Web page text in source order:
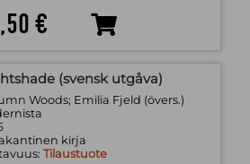
€
(svensk utgåva)
Woods; Emilia Fjeld (övers.)
kirja
Tilaustuote